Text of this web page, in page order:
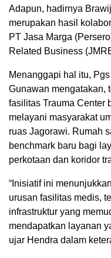
Adapun, hadirnya
merupakan hasil
PT Jasa Marga
Related Business
Menanggapi hal itu,
Gunawan mengatakan,
fasilitas Trauma Center
melayani masyarakat
ruas Jagorawi. Rumah
benchmark baru bagi
perkotaan dan koridor
“Inisiatif ini
urusan fasilitas medis,
infrastruktur yang
mendapatkan layanan
ujar Hendra dalam